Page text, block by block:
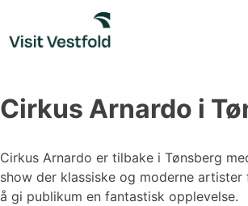
content
Cirkus Arnardo i
Cirkus Arnardo er tilbake i Tønsberg
show der klassiske og moderne artister
å gi publikum en fantastisk opplevelse.